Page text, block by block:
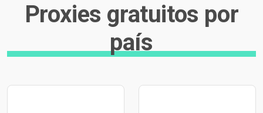
Proxies gratuitos por
país